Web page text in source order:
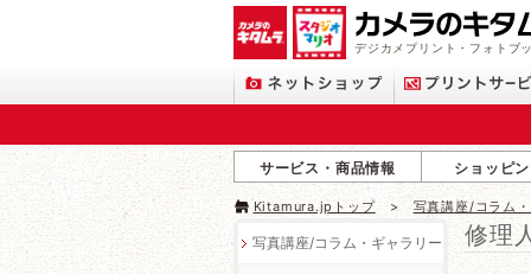
デジカメプリント・フォトブ
サービス・商品情報 ショッピ
Kitamura.jpトップ 写真講座/コラム
修理
写真講座/コラム・ギャラリー